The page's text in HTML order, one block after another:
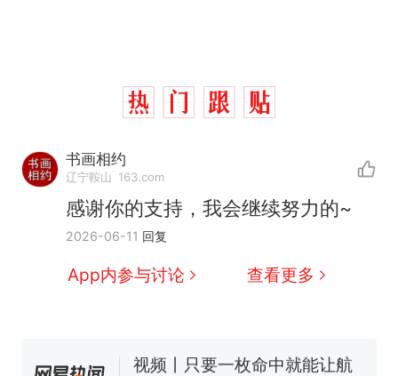
书画相约
辽宁鞍山 163.com
感谢你的支持，我会继续努力的~
2026-06-11 回复
App内参与讨论 查看更多
热 十多万人报名的考试，成绩
全部作废，公平么？
新 全球唯一没有法定首都的国
了……
视频丨只要一枚命中就能让航